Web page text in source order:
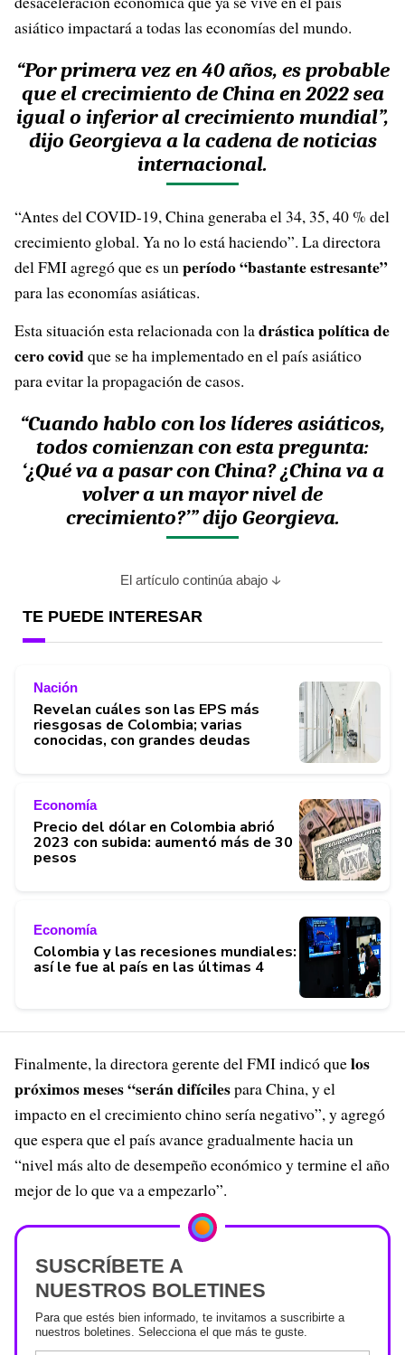
asiático impactará a todas las economías del mundo.
“Por primera vez en 40 años, es probable
que el crecimiento de China en 2022sea
igual o inferior al crecimiento mundial”,
dijo Georgieva a la cadena de noticias
internacional.
“Antes del COVID-19, China generaba el 34, 35, 40 % del
crecimiento global. Ya no lo está haciendo”. La directora
del FMI agregó que es unperíodo “bastante estresante”
para las economías asiáticas.
Esta situación esta relacionada con ladrástica política de
cero covidque se ha implementado en el país asiático
para evitar la propagación de casos.
“Cuando hablo con los líderes asiáticos,
todos comienzan con esta pregunta:
‘¿Qué va a pasar con China? ¿China va a
volver a un mayor nivel de
crecimiento?’”dijo Georgieva.
El artículo continúa abajo
TE PUEDE INTERESAR
Nación
Revelan cuáles son las EPS más
riesgosas de Colombia; varias
conocidas, con grandes deudas
Economía
Precio del dólar en Colombia abrió
2023 con subida: aumentó más de 30
pesos
Economía
Colombia y las recesiones mundiales:
así le fue al país en las últimas 4
Finalmente, la directora gerente del FMI indicó quelos
próximos meses “serán difícilespara China, y el
impacto en el crecimiento chino sería negativo”, y agregó
que espera que el país avance gradualmente hacia un
“nivel más alto de desempeño económico y termine el año
mejor de lo que va a empezarlo”.
SUSCRÍBETE A
NUESTROS BOLETINES
Para que estés bien informado, te invitamos a suscribirte a
nuestros boletines. Selecciona el que más te guste.